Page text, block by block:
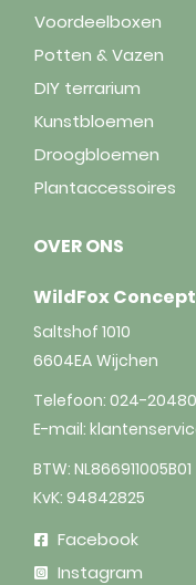
Voordeelboxen
Potten & Vazen
DIY terrarium
Kunstbloemen
Droogbloemen
Plantaccessoires
OVER ONS
WildFox
Saltshof 1010
6604EA Wijchen
Telefoon: 024-
E-mail:
BTW: NL866911005B01
KvK: 94842825
Facebook
Instagram